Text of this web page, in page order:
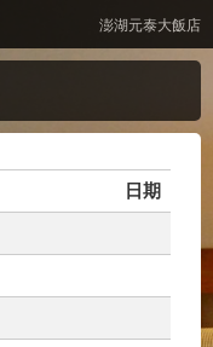
日期
澎湖元泰大飯店